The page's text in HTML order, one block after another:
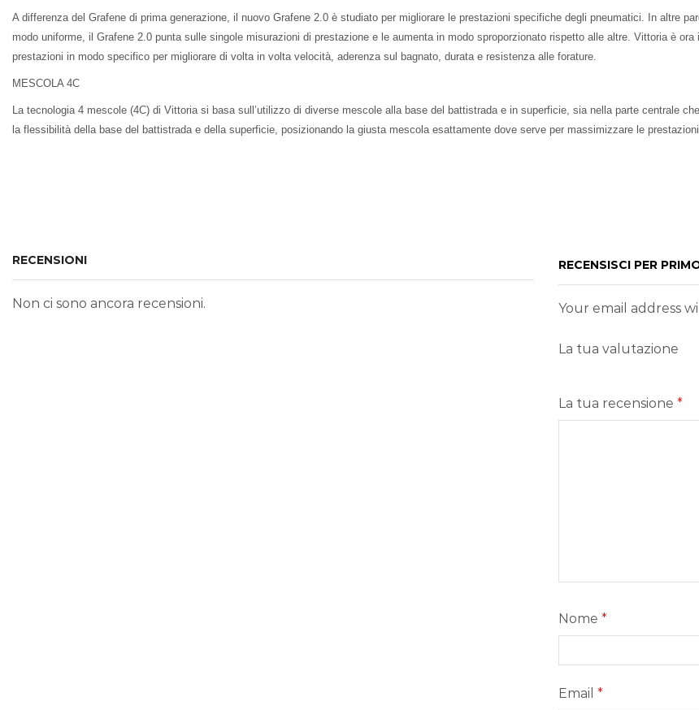
A differenza del Grafene di prima generazione, il nuovo Grafene 2.0 è studiato per migliorare le prestazioni specifiche degli pneumatici. In altre
modo uniforme, il Grafene 2.0 punta sulle singole misurazioni di prestazione e le aumenta in modo sproporzionato rispetto alle altre. Vittoria è
prestazioni in modo specifico per migliorare di volta in volta velocità, aderenza sul bagnato, durata e resistenza alle forature.
MESCOLA 4C
La tecnologia 4 mescole (4C) di Vittoria si basa sull’utilizzo di diverse mescole alla base del battistrada e in superficie, sia nella parte centrale
la flessibilità della base del battistrada e della superficie, posizionando la giusta mescola esattamente dove serve per massimizzare le
RECENSIONI
Non ci sono ancora recensioni.
RECENSISCI PER
Your email address
La tua valutazione
La tua recensione *
Nome *
Email *